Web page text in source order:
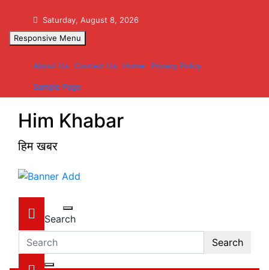
content
Saturday, August 8, 2026
Responsive Menu
About Us Contact Us Home Privacy Policy
Sample Page
Him Khabar
हिम खबर
Search
Search